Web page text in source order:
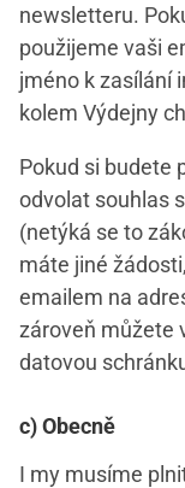
newsletteru.
použijeme vaši
jméno k zasílání
kolem Výdejny
Pokud si budete
odvolat souhlas
(netýká se to
máte jiné
emailem na
zároveň můžete
datovou
c) Obecně
I my musíme